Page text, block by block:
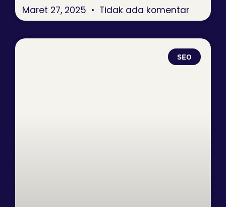
Maret 27, 2025 Tidak ada komentar
SEO